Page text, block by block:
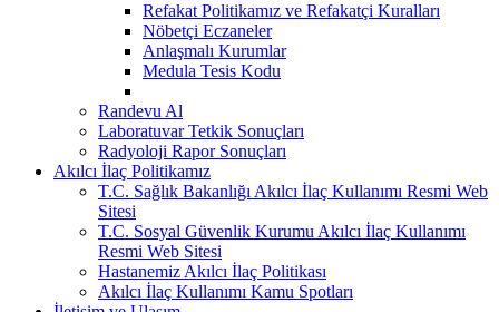
Refakat Politikamız ve Refakatçi Kuralları
Nöbetçi Eczaneler
Anlaşmalı Kurumlar
Medula Tesis Kodu
Randevu Al
Laboratuvar Tetkik Sonuçları
Radyoloji Rapor Sonuçları
Akılcı İlaç Politikamız
T.C. Sağlık Bakanlığı Akılcı İlaç Kullanımı Resmi Web
Sitesi
T.C. Sosyal Güvenlik Kurumu Akılcı İlaç Kullanımı
Resmi Web Sitesi
Hastanemiz Akılcı İlaç Politikası
Akılcı İlaç Kullanımı Kamu Spotları